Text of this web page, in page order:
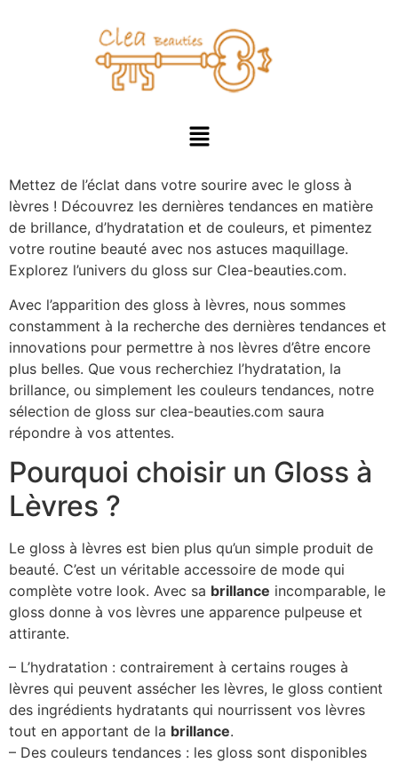
Mettez de l’éclat dans votre sourire avec le gloss à
lèvres ! Découvrez les dernières tendances en matière
de brillance, d’hydratation et de couleurs, et pimentez
votre routine beauté avec nos astuces maquillage.
Explorez l’univers du gloss sur Clea-beauties.com.
Avec l’apparition des gloss à lèvres, nous sommes
constamment à la recherche des dernières tendances et
innovations pour permettre à nos lèvres d’être encore
plus belles. Que vous recherchiez l’hydratation, la
brillance, ou simplement les couleurs tendances, notre
sélection de gloss sur clea-beauties.com saura
répondre à vos attentes.
Pourquoi choisir un Gloss à
Lèvres ?
Le gloss à lèvres est bien plus qu’un simple produit de
beauté. C’est un véritable accessoire de mode qui
complète votre look. Avec sa brillance incomparable, le
gloss donne à vos lèvres une apparence pulpeuse et
attirante.
– L’hydratation : contrairement à certains rouges à
lèvres qui peuvent assécher les lèvres, le gloss contient
des ingrédients hydratants qui nourrissent vos lèvres
tout en apportant de la brillance.
– Des couleurs tendances : les gloss sont disponibles